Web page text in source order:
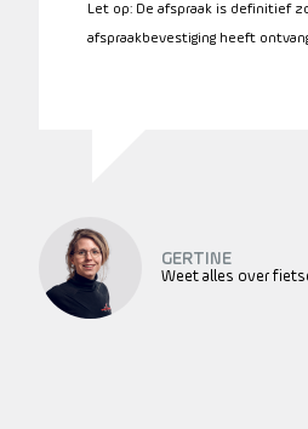
Let op: De afspraak is definitief
afspraakbevestiging heeft
GERTINE
Weet alles over